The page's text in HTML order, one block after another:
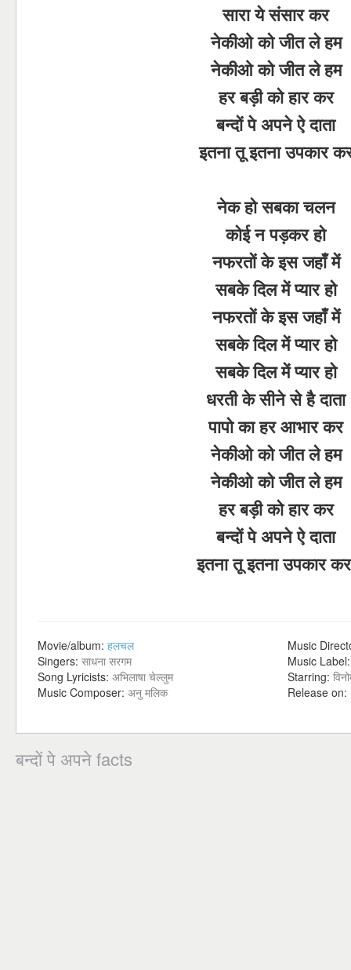
सारा ये संसार कर
नेकीओ को जीत ले हम
नेकीओ को जीत ले हम
हर बड़ी को हार कर
बन्दों पे अपने ऐ दाता
इतना तू इतना उपकार
नेक हो सबका चलन
कोई न पड़कर हो
नफरतों के इस जहाँ में
सबके दिल में प्यार हो
नफरतों के इस जहाँ में
सबके दिल में प्यार हो
सबके दिल में प्यार हो
धरती के सीने से है दाता
पापो का हर आभार कर
नेकीओ को जीत ले हम
नेकीओ को जीत ले हम
हर बड़ी को हार कर
बन्दों पे अपने ऐ दाता
इतना तू इतना उपकार
Movie/album: हलचल
Singers: साधना सरगम
Song Lyricists: अभिलाषा चेल्लुम
Music Composer: अनु मलिक
Music
Music
Starring:
Release on:
बन्दों पे अपने facts